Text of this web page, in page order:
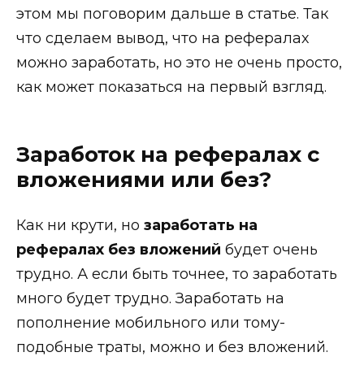
этом мы поговорим дальше в статье. Так
что сделаем вывод, что на рефералах
можно заработать, но это не очень просто,
как может показаться на первый взгляд.
Заработок на рефералах с
вложениями или без?
Как ни крути, но заработать на
рефералах без вложений будет очень
трудно. А если быть точнее, то заработать
много будет трудно. Заработать на
пополнение мобильного или тому-
подобные траты, можно и без вложений.